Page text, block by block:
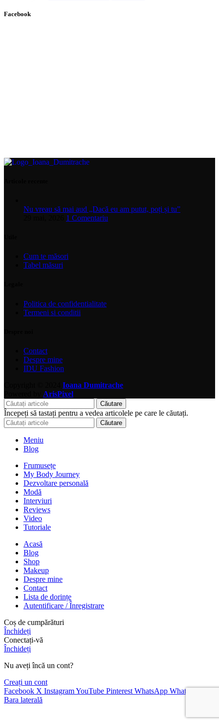
Facebook
Nu vreau să mai aud „Dacă eu am putut, poți și tu”
1 Comentariu
Cum te măsori
Tabel măsuri
Politica de confidentialitate
Termeni si conditii
Contact
Despre mine
IDU Fashion
Ioana Dumitrache
ArisPixel
Căutare
Începeți să tastați pentru a vedea articolele pe care le căutați.
Căutare
Meniu
Blog
Frumusețe
My Body Journey
Dezvoltare personală
Modă
Interviuri
Reviews
Video
Tutoriale
Acasă
Blog
Shop
Makeup
Despre mine
Contact
Lista de dorințe
Autentificare / Înregistrare
Coș de cumpărături
Închideți
Conectați-vă
Închideți
Nu aveți încă un cont?
Creați un cont
Facebook X InstagramYouTube Pinterest WhatsApp WhatsApp
Bara laterală